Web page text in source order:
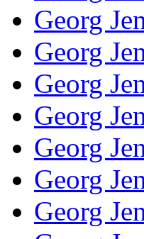
Georg
Georg
Georg
Georg
Georg
Georg
Georg